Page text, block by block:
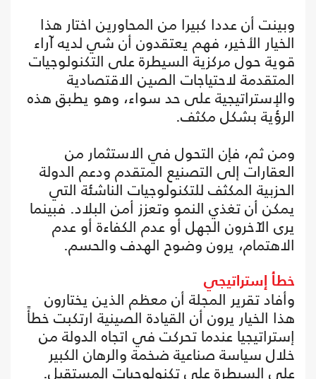
وبينت أن عددا كبيرا من المحاورين اختار هذا
الخيار الأخير، فهم يعتقدون أن شي لديه آراء
قوية حول مركزية السيطرة على التكنولوجيات
المتقدمة لاحتياجات الصين الاقتصادية
والإستراتيجية على حد سواء، وهو يطبق هذه
الرؤية بشكل مكثف.
ومن ثم، فإن التحول في الاستثمار من
العقارات إلى التصنيع المتقدم ودعم الدولة
الحزبية المكثف للتكنولوجيات الناشئة التي
يمكن أن تغذي النمو وتعزز أمن البلاد. فبينما
يرى الآخرون الجهل أو عدم الكفاءة أو عدم
الاهتمام، يرون وضوح الهدف والحسم.
خطأ إستراتيجي
وأفاد تقرير المجلة أن معظم الذين يختارون
هذا الخيار يرون أن القيادة الصينية ارتكبت خطأً
إستراتيجيا عندما تحركت في اتجاه الدولة من
خلال سياسة صناعية ضخمة والرهان الكبير
على السيطرة على تكنولوجيات المستقبل.